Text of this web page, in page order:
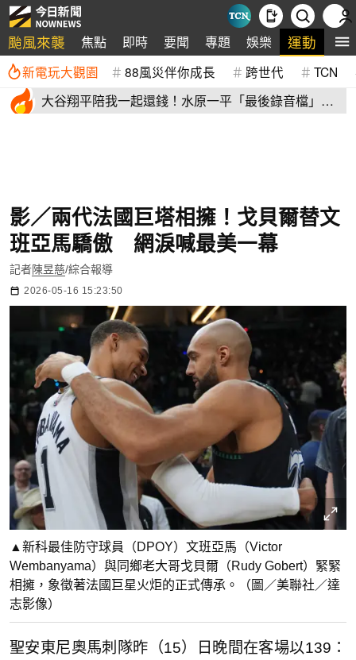
颱風來襲 焦點 即時 要聞 專題 娛樂 運動 全
新電玩大觀園 88風災伴你成長 跨世代 TCN
大谷翔平陪我一起還錢！水原一平「最後錄音檔」曝
影／兩代法國巨塔相擁！戈貝爾替文
班亞馬驕傲 網淚喊最美一幕
記者陳昱慈/綜合報導
2026-05-16 15:23:50
▲新科最佳防守球員（DPOY）文班亞馬（Victor
Wembanyama）與同鄉老大哥戈貝爾（Rudy Gobert）緊緊
相擁，象徵著法國巨星火炬的正式傳承。（圖／美聯社／達
志影像）
聖安東尼奧馬刺隊昨（15）日晚間在客場以139：